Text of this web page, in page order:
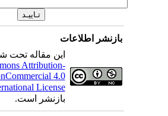
بازنشر اطلاعات
این مقاله تحت
Attribution-
4.0
License
بازنشر است.